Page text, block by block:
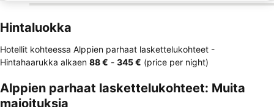
Hintaluokka
Hotellit kohteessa Alppien parhaat laskettelukohteet -
Hintahaarukka alkaen ‎88 € - ‎345 € (price per night)
Alppien parhaat laskettelukohteet: Muita
majoituksia